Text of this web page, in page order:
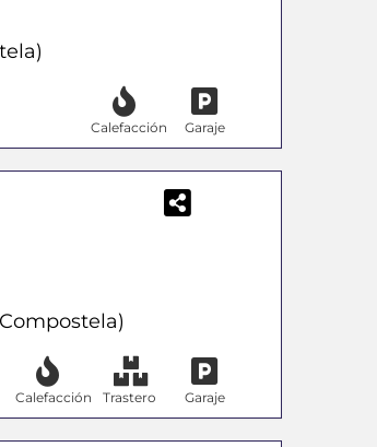
Garaje
Calefacción
Garaje
Trastero
Calefacción